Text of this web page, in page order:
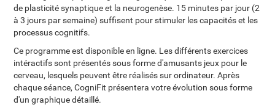
de plasticité synaptique et la neurogenèse. 15 minutes par jour (2
à 3 jours par semaine) suffisent pour stimuler les capacités et les
processus cognitifs.
Ce programme est disponible en ligne. Les différents exercices
intéractifs sont présentés sous forme d'amusants jeux pour le
cerveau, lesquels peuvent être réalisés sur ordinateur. Après
chaque séance, CogniFit présentera votre évolution sous forme
d'un graphique détaillé.